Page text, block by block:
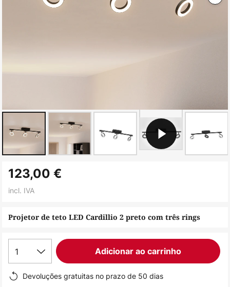
para
da
de
imagens
Projetor de teto LED Cardillio 2 preto com três rings
123,00 €
incl. IVA
1 Adicionar ao carrinho
Devoluções gratuitas no prazo de 50 dias